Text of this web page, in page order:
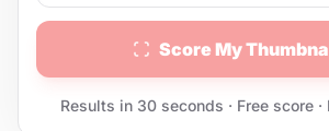
Score My
Results in 30 seconds · Free score